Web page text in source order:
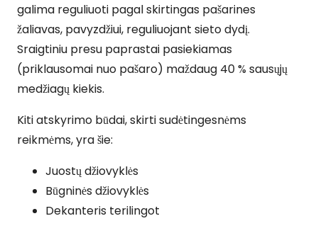
galima reguliuoti pagal skirtingas pašarines
žaliavas, pavyzdžiui, reguliuojant sieto dydį.
Sraigtiniu presu paprastai pasiekiamas
(priklausomai nuo pašaro) maždaug 40 % sausųjų
medžiagų kiekis.
Kiti atskyrimo būdai, skirti sudėtingesnėms
reikmėms, yra šie:
Juostų džiovyklės
Būgninės džiovyklės
Dekanteris terilingot